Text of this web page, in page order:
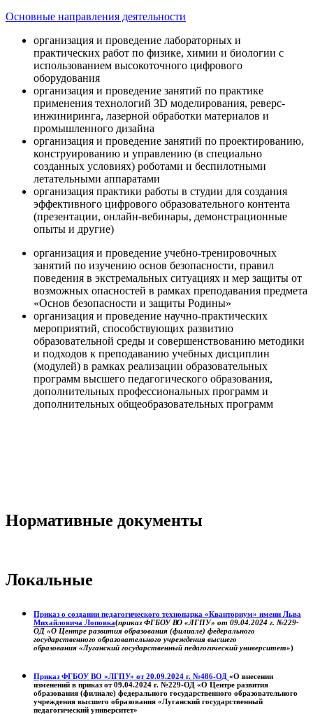
Основные направления деятельности
организация и проведение лабораторных и
практических работ по физике, химии и биологии с
использованием высокоточного цифрового
оборудования
организация и проведение занятий по практике
применения технологий 3D моделирования, реверс-
инжиниринга, лазерной обработки материалов и
промышленного дизайна
организация и проведение занятий по проектированию,
конструированию и управлению (в специально
созданных условиях) роботами и беспилотными
летательными аппаратами
организация практики работы в студии для создания
эффективного цифрового образовательного контента
(презентации, онлайн-вебинары, демонстрационные
опыты и другие)
организация и проведение учебно-тренировочных
занятий по изучению основ безопасности, правил
поведения в экстремальных ситуациях и мер защиты от
возможных опасностей в рамках преподавания предмета
«Основ безопасности и защиты Родины»
организация и проведение научно-практических
мероприятий, способствующих развитию
образовательной среды и совершенствованию методики
и подходов к преподаванию учебных дисциплин
(модулей) в рамках реализации образовательных
программ высшего педагогического образования,
дополнительных профессиональных программ и
дополнительных общеобразовательных программ
Нормативные документы
Локальные
Приказ о создании педагогического технопарка «Кванториум» имени Льва
Михайловича Лоповка(приказ ФГБОУ ВО «ЛГПУ» от 09.04.2024 г. №229-
ОД «О Центре развития образования (филиале) федерального
государственного образовательного учреждения высшего
образования «Луганский государственный педагогический университет»)
Приказ ФГБОУ ВО «ЛГПУ» от 20.09.2024 г. №486-ОД «О внесении
изменений в приказ от 09.04.2024 г. №229-ОД «О Центре развития
образования (филиале) федерального государственного образовательного
учреждения высшего образования «Луганский государственный
педагогический университет»